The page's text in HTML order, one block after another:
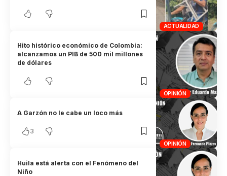
ACTUALIDAD
OPINIÓN
Hito histórico económico de Colombia:
alcanzamos un PIB de 500 mil millones
de dólares
OPINIÓN
A Garzón no le cabe un loco más
3
Huila está alerta con el Fenómeno del
Niño